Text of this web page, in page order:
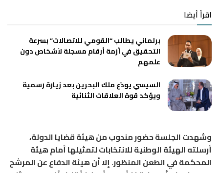
اقرأ أيضا
برلماني يطالب “القومي للاتصالات” بسرعة
التحقيق في أزمة أرقام مسجلة لأشخاص دون
علمهم
السيسي يودّع ملك البحرين بعد زيارة رسمية
ويؤكد قوة العلاقات الثنائية
وشهدت الجلسة حضور مندوب من هيئة قضايا الدولة،
أرسلته الهيئة الوطنية للانتخابات لتمثيلها أمام هيئة
المحكمة في الطعن المنظور. إلا أن هيئة الدفاع عن المرشح